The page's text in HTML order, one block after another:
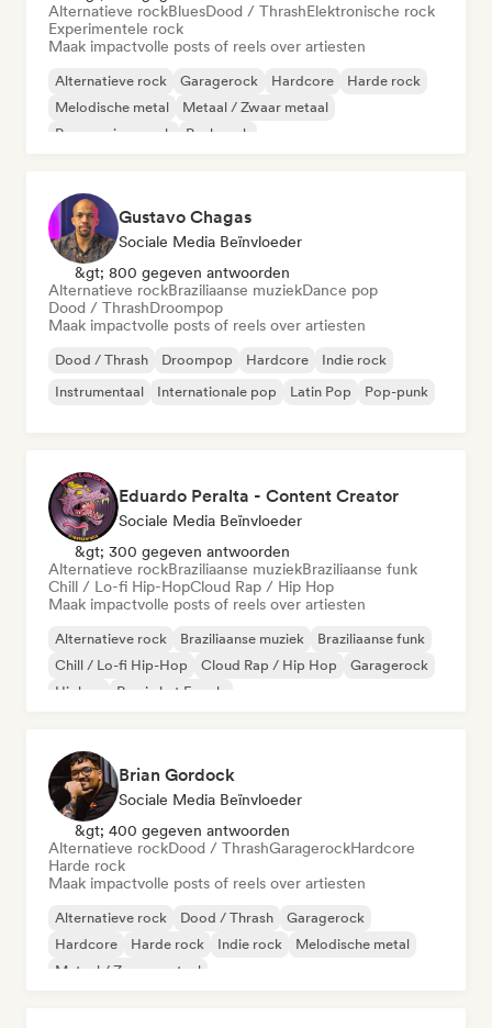
Alternatieve rockBluesDood / ThrashElektronische rock
Experimentele rock
Maak impactvolle posts of reels over artiesten
Alternatieve rock Garagerock Hardcore
Harde rock
Melodische metal
Metaal / Zwaar metaal
Progressieve rock
Punk rock
Gustavo Chagas
Sociale Media Beïnvloeder
&gt; 800 gegeven antwoorden
Alternatieve rockBraziliaanse muziekDance pop
Dood / ThrashDroompop
Maak impactvolle posts of reels over artiesten
Dood / Thrash Droompop Hardcore
Indie rock
Instrumentaal
Internationale pop Latin Pop Pop-punk
Eduardo Peralta - Content Creator
Sociale Media Beïnvloeder
&gt; 300 gegeven antwoorden
Alternatieve rockBraziliaanse muziekBraziliaanse funk
Chill / Lo-fi Hip-HopCloud Rap / Hip Hop
Maak impactvolle posts of reels over artiesten
Alternatieve rock Braziliaanse muziek
Braziliaanse funk
Chill / Lo-fi Hip-Hop
Cloud Rap / Hip Hop
Garagerock
Hiphop
Rap in het Engels
Brian Gordock
Sociale Media Beïnvloeder
&gt; 400 gegeven antwoorden
Alternatieve rockDood / ThrashGaragerockHardcore
Harde rock
Maak impactvolle posts of reels over artiesten
Alternatieve rock Dood / Thrash
Garagerock
Hardcore
Harde rock Indie rock
Melodische metal
Metaal / Zwaar metaal